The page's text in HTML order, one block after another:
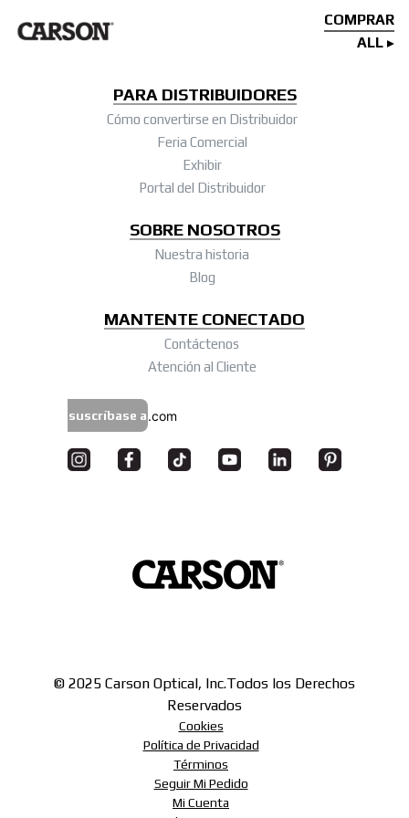
COMPRAR
ALL
PARA DISTRIBUIDORES
Cómo convertirse en Distribuidor
Feria Comercial
Exhibir
Portal del Distribuidor
SOBRE NOSOTROS
Nuestra historia
Blog
MANTENTE CONECTADO
Contáctenos
Atención al Cliente
suscríbase a
© 2025 Carson Optical, Inc.Todos los Derechos
Reservados
Cookies
Política de Privacidad
Términos
Seguir Mi Pedido
Mi Cuenta